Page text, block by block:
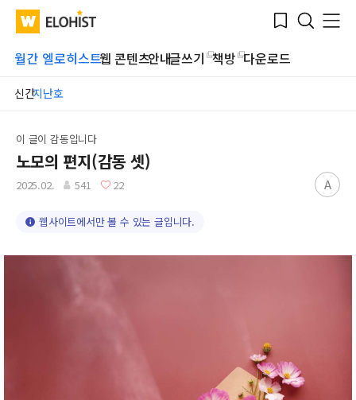
WATV Elohist-
Home
Bookmark
Search
Menu
월간 엘로히스트웹 콘텐츠안내글쓰기 책방 다운로드
신간지난호
Submit
이 글이 감동입니다
노모의 편지(감동 셋)
2025.02. 541 22 A
웹사이트에서만 볼 수 있는 글입니다.